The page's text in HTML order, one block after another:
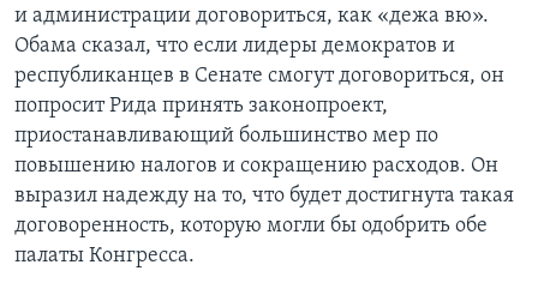
и администрации договориться, как «дежа вю».
Обама сказал, что если лидеры демократов и
республиканцев в Сенате смогут договориться, он
попросит Рида принять законопроект,
приостанавливающий большинство мер по
повышению налогов и сокращению расходов. Он
выразил надежду на то, что будет достигнута такая
договоренность, которую могли бы одобрить обе
палаты Конгресса.